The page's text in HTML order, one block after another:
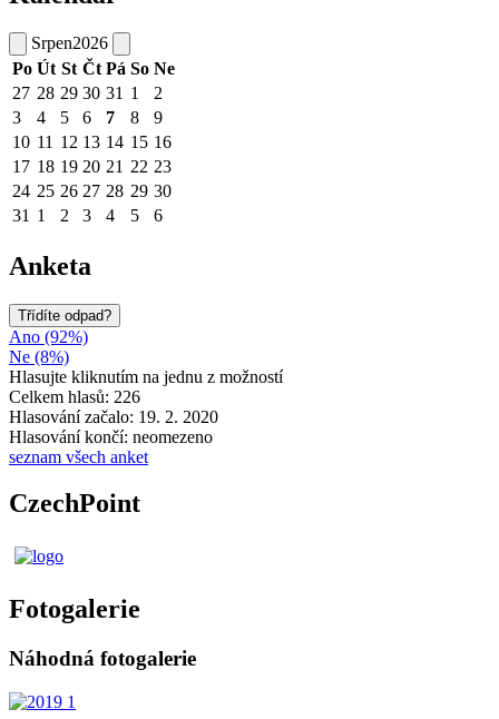
Srpen2026
Po Út St Čt Pá So Ne
27 28 29 30 31 1
2
3
4 5 6 7 8
9
10 11 12 13 14 15 16
17 18 19 20 21 22 23
24 25 26 27 28 29 30
31 1 2 3 4 5 6
Anketa
Třídíte odpad?
Ano (92%)
Ne (8%)
Hlasujte kliknutím na jednu z možností
Celkem hlasů: 226
Hlasování začalo: 19. 2. 2020
Hlasování končí: neomezeno
seznam všech anket
CzechPoint
Fotogalerie
Náhodná fotogalerie